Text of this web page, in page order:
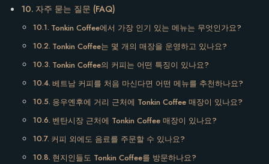
자주 묻는 질문 (FAQ)
Tonkin Coffee에서 가장 인기 있는 메뉴는 무엇인가요?
Tonkin Coffee는 몇 개의 매장을 운영하고 있나요?
Tonkin Coffee의 커피는 어떤 특징이 있나요?
베트남 커피를 처음 마신다면 어떤 메뉴를 추천하나요?
응우옌후에 거리 근처에 Tonkin Coffee 매장이 있나요?
벤탄시장 근처에 Tonkin Coffee 매장이 있나요?
커피 외에도 음료를 주문할 수 있나요?
현지인들도 Tonkin Coffee를 방문하나요?